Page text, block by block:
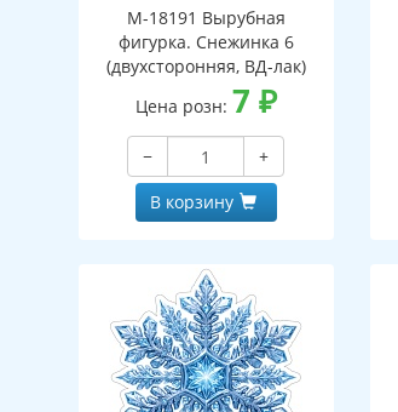
М-18191 Вырубная
фигурка. Снежинка 6
(двухсторонняя, ВД-лак)
Цена розн: 7 ₽
−
+
В корзину